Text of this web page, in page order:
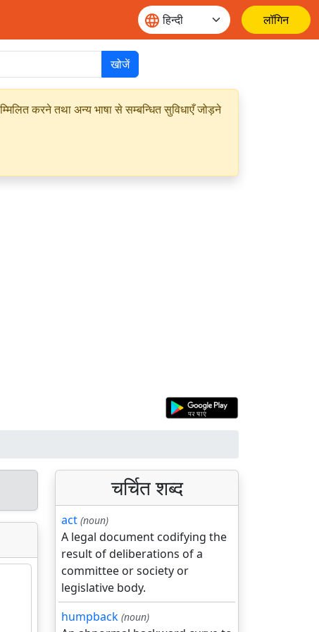
लॉगिन
खोजें
करने तथा अन्य भाषा से सम्बन्धित सुविधाएँ जोड़ने
चर्चित शब्द
act (noun)
A legal document codifying the
result of deliberations of a
committee or society or
legislative body.
humpback (noun)